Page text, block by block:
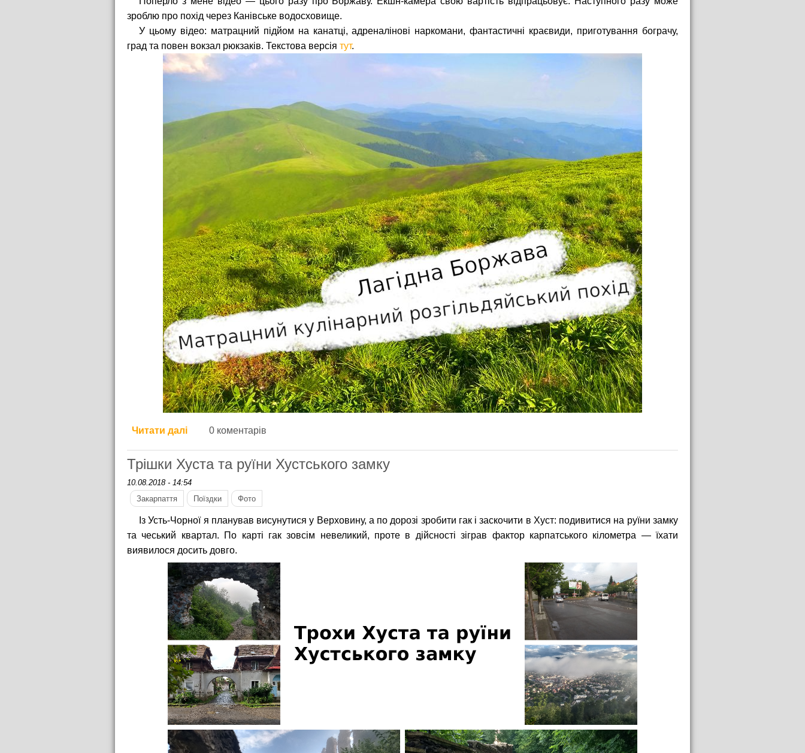
зроблю про похід через Канівське водосховище.
У цьому відео: матрацний підйом на канатці, адреналінові наркомани, фантастичні краєвиди, приготування бограчу,
град та повен вокзал рюкзаків. Текстова версія тут.
Читати далі про Лагідна Боржава: відео
0 коментарів
Трішки Хуста та руїни Хустського замку
10.08.2018 - 14:54
Закарпаття
Поїздки Фото
Із Усть-Чорної я планував висунутися у Верховину, а по дорозі зробити гак і заскочити в Хуст: подивитися на руїни замку
та чеський квартал. По карті гак зовсім невеликий, проте в дійсності зіграв фактор карпатського кілометра — їхати
виявилося досить довго.